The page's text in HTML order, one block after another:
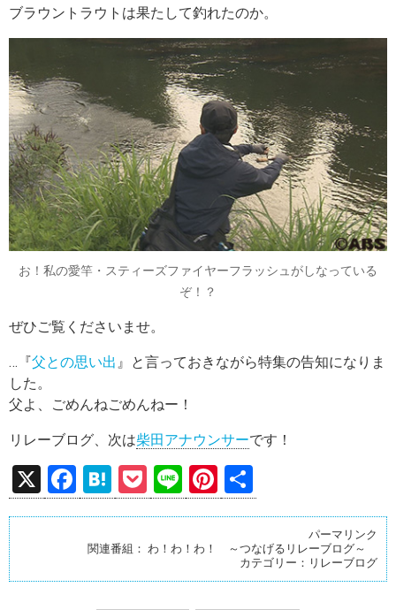
ブラウントラウトは果たして釣れたのか。
お！私の愛竿・スティーズファイヤーフラッシュがしなっている
ぞ！？
ぜひご覧くださいませ。
…『父との思い出 』と言っておきながら特集の告知になりま
した。
父よ、ごめんねごめんねー！
リレーブログ、次は柴田アナウンサーです！
X
F
a
ce
b
o
H
at
e
n
a
P
o
ck
et
Li
n
e
Pi
nt
es
t
有
パーマリンク
関連番組： わ！わ！わ！ ～つなげるリレーブログ～
カテゴリー： リレーブログ